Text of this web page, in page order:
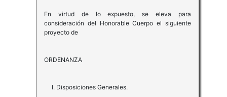
En virtud de lo expuesto, se eleva para
consideración del Honorable Cuerpo el siguiente
proyecto de
ORDENANZA
I. Disposiciones Generales.